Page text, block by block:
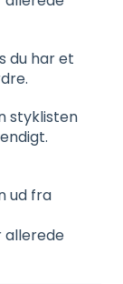
du har et
styklisten
ud fra
allerede